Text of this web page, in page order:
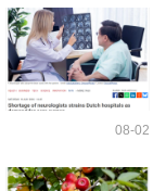
08-02